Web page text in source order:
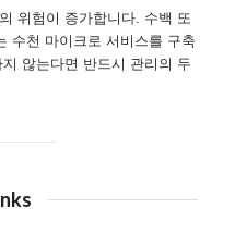
위험이 증가합니다. 수백 또
수천 마이크로 서비스를 구축
않는다면 반드시 관리의 두